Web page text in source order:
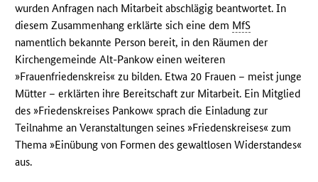
wurden Anfragen nach Mitarbeit abschlägig beantwortet. In
diesem Zusammenhang erklärte sich eine dem MfS
namentlich bekannte Person bereit, in den Räumen der
Kirchengemeinde Alt-Pankow einen weiteren
»Frauenfriedenskreis« zu bilden. Etwa 20 Frauen – meist junge
Mütter – erklärten ihre Bereitschaft zur Mitarbeit. Ein Mitglied
des »Friedenskreises Pankow« sprach die Einladung zur
Teilnahme an Veranstaltungen seines »Friedenskreises« zum
Thema »Einübung von Formen des gewaltlosen Widerstandes«
aus.